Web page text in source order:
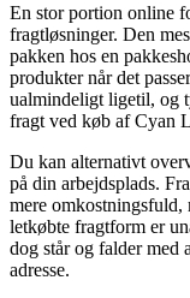
En stor portion online
fragtløsninger. Den
pakken hos en
produkter når det
ualmindeligt ligetil, og
fragt ved køb af Cyan
Du kan alternativt
på din arbejdsplads.
mere omkostningsfuld,
letkøbte fragtform er
dog står og falder med
adresse.